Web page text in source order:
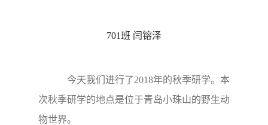
701班 闫镕泽
今天我们进行了2018年的秋季研学。本
次秋季研学的地点是位于青岛小珠山的野生动
物世界。